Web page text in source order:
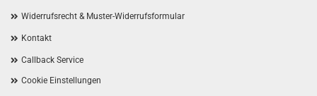
Widerrufsrecht & Muster-Widerrufsformular
Kontakt
Callback Service
Cookie Einstellungen